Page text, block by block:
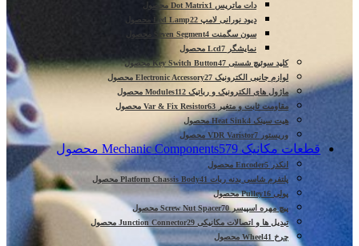
دات ماتریس Dot Matrix 1 محصول
دیود نورانی لامپ Led Lamp 22 محصول
سون سگمنت Seven Segment 4 محصول
نمایشگر Lcd 7 محصول
کلید سوئیچ شستی Key Switch Button 47 محصول
لوازم جانبی الکترونیک Electronic Accessory 27 محصول
ماژول های الکترونیک و رباتیک Modules 112 محصول
مقاومت ثابت و متغیر Var & Fix Resistor63 محصول
هیت سینک Heat Sink 4 محصول
وریستور VDR Varistor 7 محصول
قطعات مکانیک Mechanic Components 579 محصول
انکدر Encoder 5 محصول
پلتفرم شاسی بدنه ربات Platform Chassis Body 41 محصول
پولی Pulley 16 محصول
پیچ مهره اسپیسر Screw Nut Spacer70 محصول
تبدیل ها و اتصالات مکانیکی Junction Connector 29 محصول
چرخ Wheel 41 محصول